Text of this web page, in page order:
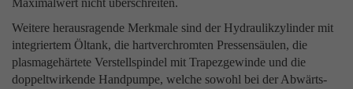
Maximalwert nicht überschreiten.
Weitere herausragende Merkmale sind der Hydraulikzylinder mit
integriertem Öltank, die hartverchromten Pressensäulen, die
plasmagehärtete Verstellspindel mit Trapezgewinde und die
doppeltwirkende Handpumpe, welche sowohl bei der Abwärts-
Name _gat
Anbieter Google Universal Analytics